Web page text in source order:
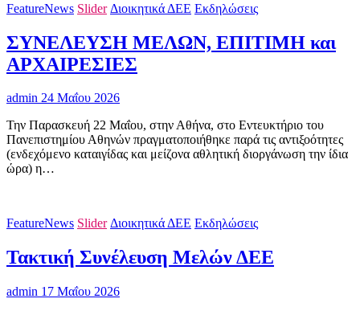
FeatureNews Slider Διοικητικά ΔΕΕ Εκδηλώσεις
ΣΥΝΕΛΕΥΣΗ ΜΕΛΩΝ, ΕΠΙΤΙΜΗ και
ΑΡΧΑΙΡΕΣΙΕΣ
admin 24 Μαΐου 2026
Την Παρασκευή 22 Μαΐου, στην Αθήνα, στο Εντευκτήριο του
Πανεπιστημίου Αθηνών πραγματοποιήθηκε παρά τις αντιξοότητες
(ενδεχόμενο καταιγίδας και μείζονα αθλητική διοργάνωση την ίδια
ώρα) η…
FeatureNews Slider Διοικητικά ΔΕΕ Εκδηλώσεις
Τακτική Συνέλευση Μελών ΔΕΕ
admin 17 Μαΐου 2026